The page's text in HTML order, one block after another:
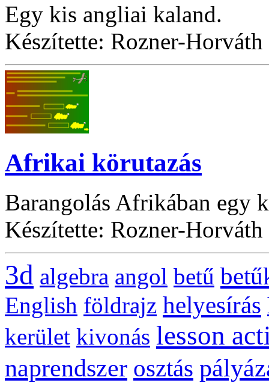
Egy kis angliai kaland.
Készítette: Rozner-
Afrikai körutazás
Barangolás Afrikában egy
Készítette: Rozner-
3d algebra angol betű
English földrajz helyesírás
kerület kivonás lesson
naprendszer osztás